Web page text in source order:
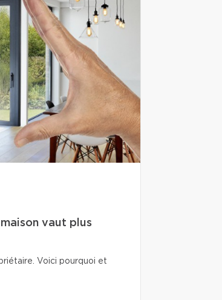
vaut plus
Voici pourquoi et